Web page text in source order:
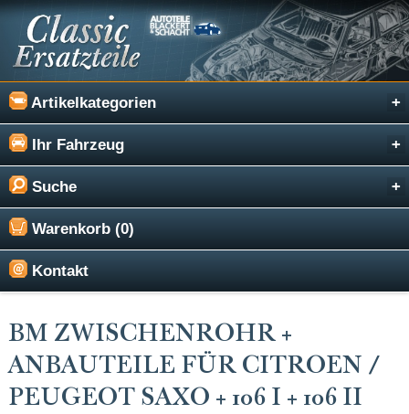
Artikelkategorien
Ihr Fahrzeug
Suche
Warenkorb (0)
Kontakt
BM ZWISCHENROHR +
ANBAUTEILE FÜR CITROEN /
PEUGEOT SAXO + 106 I + 106 II